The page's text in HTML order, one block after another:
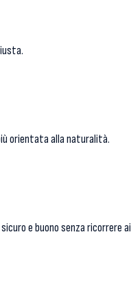
orientata alla naturalità.
e buono senza ricorrere ai